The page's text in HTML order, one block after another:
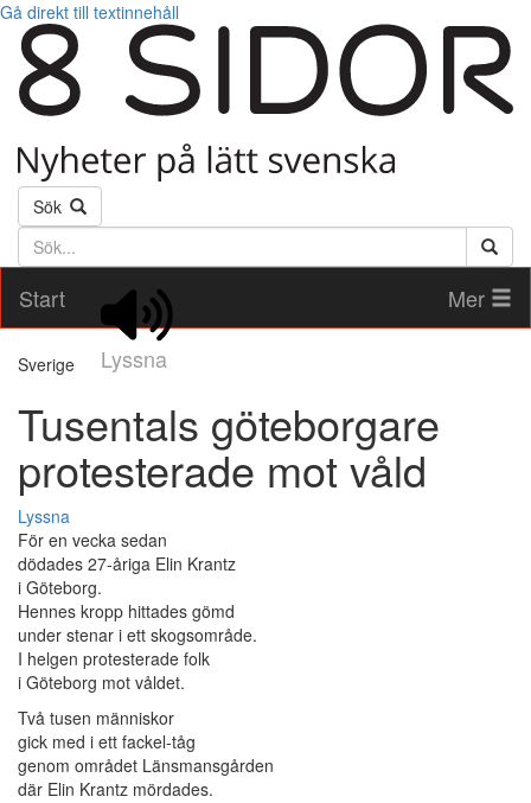
Gå direkt till textinnehåll
Sök
Söktext
Start
Lyssna
Mer
Sverige
Tusentals göteborgare
protesterade mot våld
Lyssna
För en vecka sedan
dödades 27-åriga Elin Krantz
i Göteborg.
Hennes kropp hittades gömd
under stenar i ett skogsområde.
I helgen protesterade folk
i Göteborg mot våldet.
Två tusen människor
gick med i ett fackel-tåg
genom området Länsmansgården
där Elin Krantz mördades.